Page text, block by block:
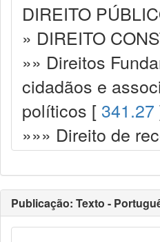
DIREITO
» DIREITO
»» Direitos
cidadãos e
políticos [ 341.27
»»» Direito de
Publicação: Texto -